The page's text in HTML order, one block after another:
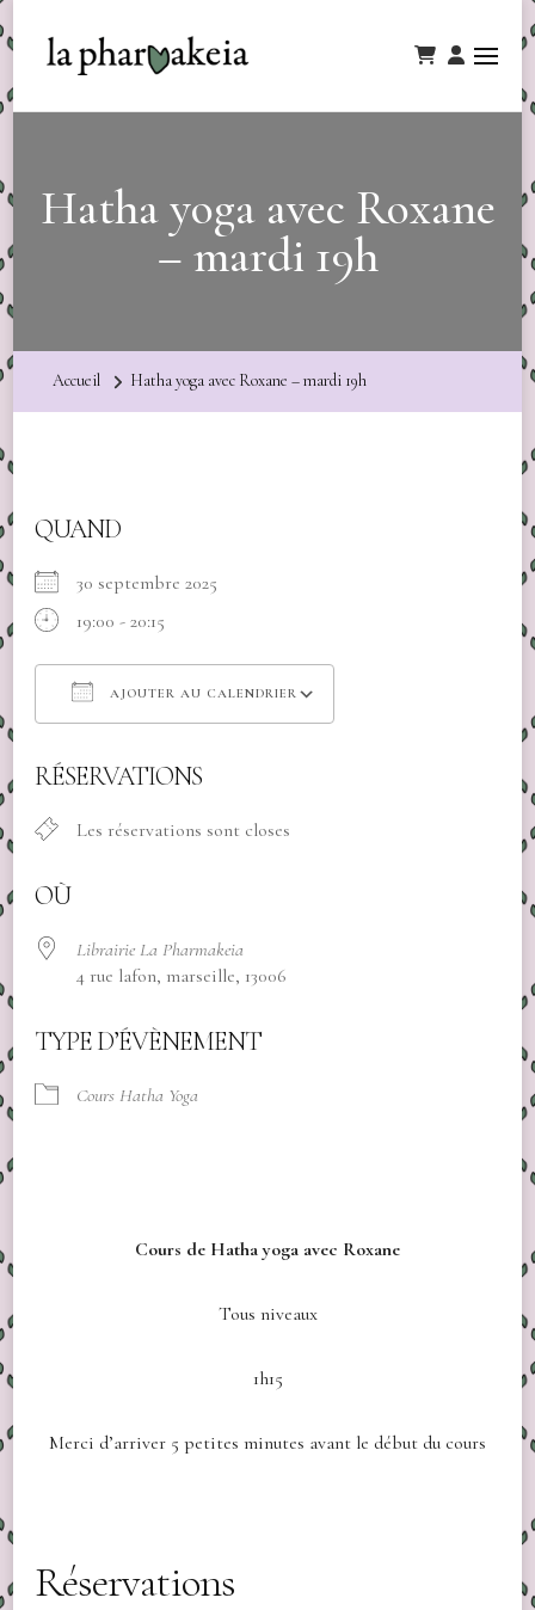
Hatha yoga avec Roxane
– mardi 19h
Accueil Hatha yoga avec Roxane – mardi 19h
QUAND
30 septembre 2025
19:00 - 20:15
AJOUTER AU CALENDRIER
RÉSERVATIONS
Les réservations sont closes
OÙ
Librairie La Pharmakeia
4 rue lafon, marseille, 13006
TYPE D’ÉVÈNEMENT
Cours Hatha Yoga
Cours de Hatha yoga avec Roxane
Tous niveaux
1h15
Merci d’arriver 5 petites minutes avant le début du cours
Réservations